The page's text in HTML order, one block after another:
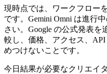
現時点では、ワークフロー
です。Gemini Omni は進行
さい。Google の公式発表
較し、価格、アクセス、
めつけないことです。
今日結果が必要なクリエイ